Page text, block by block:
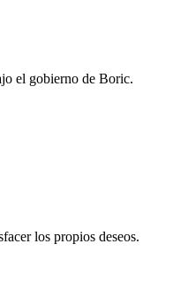
el gobierno de Boric.
los propios deseos.